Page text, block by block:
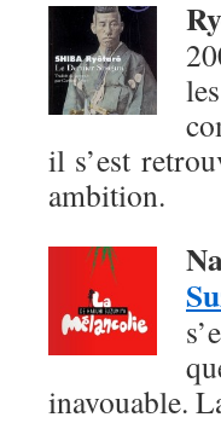
il s’est
ambition.
inavouable.